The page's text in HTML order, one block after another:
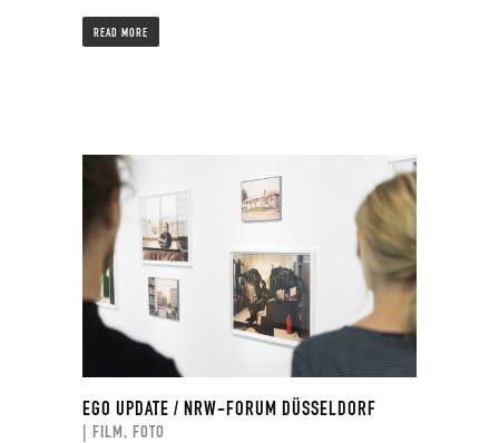
READ MORE
EGO UPDATE / NRW-FORUM DÜSSELDORF
| FILM, FOTO